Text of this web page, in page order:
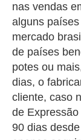
nas vendas
alguns
mercado
de países
potes ou
dias, o
cliente, caso
de
90 dias